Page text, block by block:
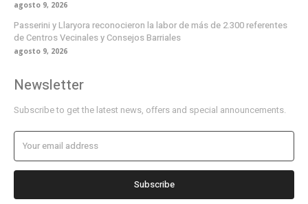
agosto 9, 2026
Passerini y Llaryora reconocieron la labor de más de 2.300 referentes
de Centros Vecinales y Consejos Barriales
agosto 9, 2026
Newsletter
Subscribe to get the latest news, offers and special announcements.
Subscribe